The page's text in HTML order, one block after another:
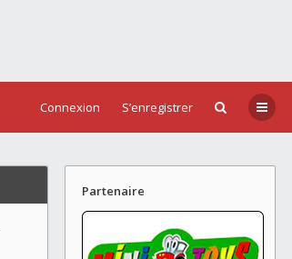
Connexion S’enregistrer
Partenaire